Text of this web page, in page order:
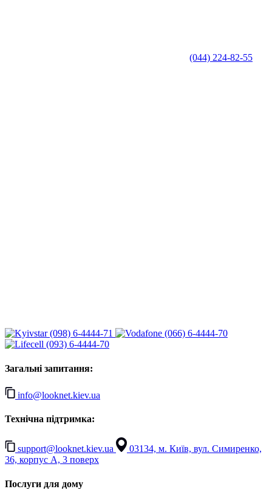
(044) 224-82-55
(098) 6-4444-71
(066) 6-4444-70
(093) 6-4444-70
Загальні запитання:
info@looknet.kiev.ua
Технічна підтримка:
support@looknet.kiev.ua
03134, м. Київ, вул. Симиренко,
36, корпус А, 3 поверх
Послуги для дому